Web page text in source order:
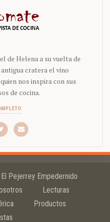
de Helena a su vuelta de
cratera el vino
nos inspira con sus
de cocina.
El Pejerrey Empedernido
Lecturas
Productos